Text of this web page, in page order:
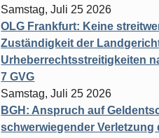
Samstag, Juli 25 2026
OLG Frankfurt: Keine
Zuständigkeit der
Urheberrechtsstreitigkeiten
7 GVG
Samstag, Juli 25 2026
BGH: Anspruch auf
schwerwiegender Verletzung